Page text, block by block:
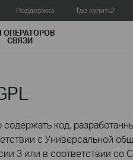
Поддержка Где купить?
ОПЕРАТОРОВ
СВЯЗИ
код,
с Универсальной
3 или в соответствии со